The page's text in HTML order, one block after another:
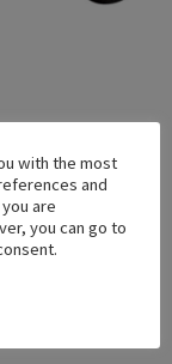
with the most
and
are
you can go to